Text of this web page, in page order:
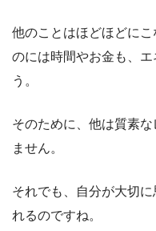
他のことはほどほどに
のには時間やお金も、
う。
そのために、他は質素
ません。
それでも、自分が大切
れるのですね。